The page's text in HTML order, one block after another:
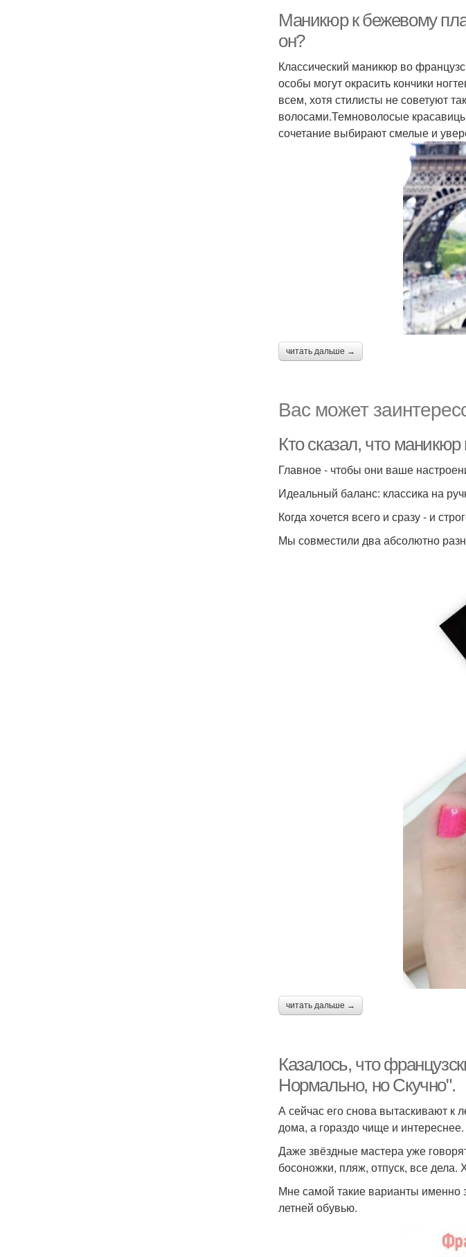
Маникюр к бежевому
он?
Классический маникюр во
особы могут окрасить кончики
всем, хотя стилисты не советуют
волосами.Темноволосые
сочетание выбирают смелые и
читать дальше →
Вас может
Кто сказал, что
Главное - чтобы они ваше
Идеальный баланс: классика на
Когда хочется всего и сразу - и
Мы совместили два абсолютно
читать дальше →
Казалось, что
Нормально, но Скучно".
А сейчас его снова вытаскивают к
дома, а гораздо чище и интереснее.
Даже звёздные мастера уже
босоножки, пляж, отпуск, все дела.
Мне самой такие варианты именно
летней обувью.